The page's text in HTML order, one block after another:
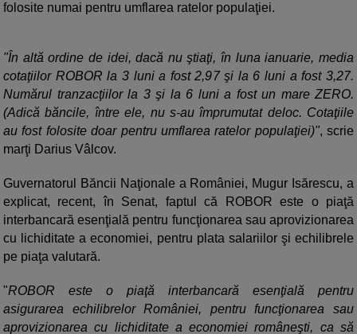
folosite numai pentru umflarea ratelor populaţiei.
"În altă ordine de idei, dacă nu ştiaţi, în luna ianuarie, media
cotaţiilor ROBOR la 3 luni a fost 2,97 şi la 6 luni a fost 3,27.
Numărul tranzacţiilor la 3 şi la 6 luni a fost un mare ZERO.
(Adică băncile, între ele, nu s-au împrumutat deloc. Cotaţiile
au fost folosite doar pentru umflarea ratelor populaţiei)", scrie
marţi Darius Vâlcov.
Guvernatorul Băncii Naţionale a României, Mugur Isărescu, a
explicat, recent, în Senat, faptul că ROBOR este o piaţă
interbancară esenţială pentru funcţionarea sau aprovizionarea
cu lichiditate a economiei, pentru plata salariilor şi echilibrele
pe piaţa valutară.
"ROBOR este o piaţă interbancară esenţială pentru
asigurarea echilibrelor României, pentru funcţionarea sau
aprovizionarea cu lichiditate a economiei româneşti, ca să